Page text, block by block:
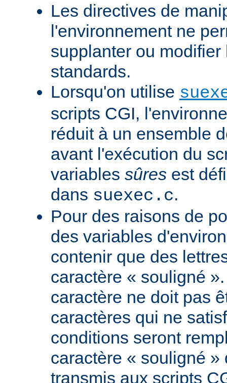
Les directives de
l'environnement ne
supplanter ou
standards.
Lorsqu'on utilise
scripts CGI,
réduit à un ensemble
avant l'exécution du
variables sûres est
dans suexec.c.
Pour des raisons de
des variables
contenir que des
caractère « souligné
caractère ne doit pas
caractères qui ne
conditions seront
caractère « souligné »
transmis aux scripts